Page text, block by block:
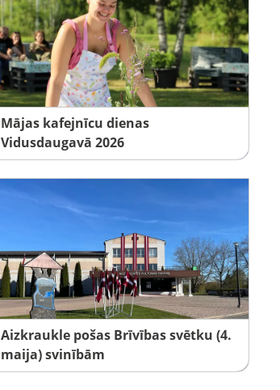
Mājas kafejnīcu dienas
Vidusdaugavā 2026
Aizkraukle pošas Brīvības svētku (4.
maija) svinībām